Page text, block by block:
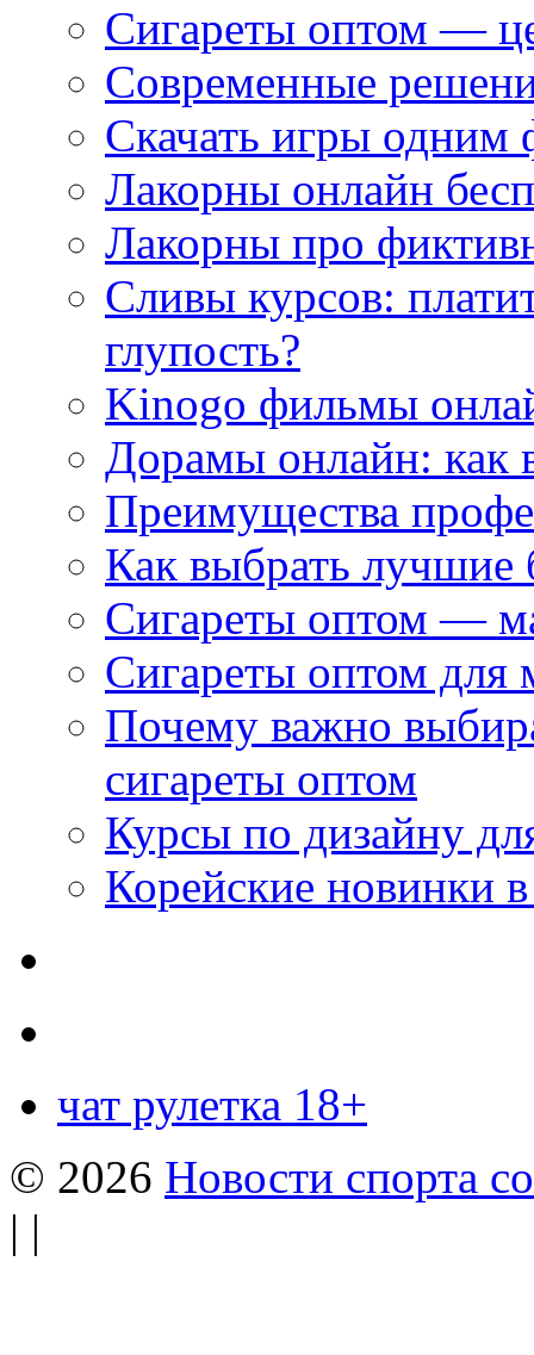
Сигареты оптом —
Современные
Скачать игры одним
Лакорны онлайн
Лакорны про
Сливы курсов:
глупость?
Kinogo фильмы
Дорамы онлайн: как
Преимущества
Как выбрать
Сигареты оптом —
Сигареты оптом для
Почему важно
сигареты оптом
Курсы по дизайну
Корейские новинки
чат рулетка 18+
© 2026 Новости спорта
| |